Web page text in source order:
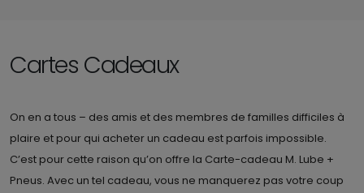
Cartes Cadeaux
On en a tous – des amis et des membres de familles difficiles à
plaire et pour qui acheter un cadeau est parfois impossible.
C’est pour cette raison qu’on offre la Carte-cadeau M. Lube +
Pneus. Avec un tel cadeau, vous ne manquerez pas votre coup